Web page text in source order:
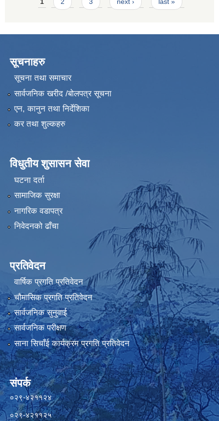
1 2 3 next › last »
सूचनाहरु
सूचना तथा समाचार
सार्वजनिक खरीद /बोलपत्र सूचना
एन, कानुन तथा निर्देशिका
कर तथा शुल्कहरु
विधुतीय शुसासन सेवा
घटना दर्ता
सामाजिक सुरक्षा
नागरिक वडापत्र
निवेदनको ढाँचा
प्रतिवेदन
वार्षिक प्रगति प्रतिवेदन
चौमासिक प्रगति प्रतिवेदन
सार्वजनिक सुनुवाई
सार्वजनिक परीक्षण
साना सिचाँई कार्यक्रम प्रगति प्रतिवेदन
संपर्क
०२९-४२११२४
०२९-४२११२५